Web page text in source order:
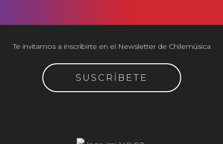
Te invitamos a inscribirte en el Newsletter de Chilemúsica
SUSCRÍBETE